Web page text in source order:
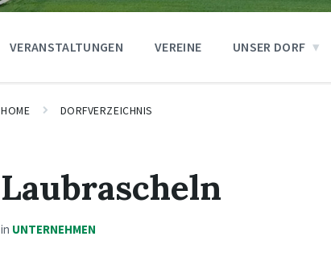
VERANSTALTUNGEN VEREINE UNSER DORF
HOME DORFVERZEICHNIS
Laubrascheln
in UNTERNEHMEN